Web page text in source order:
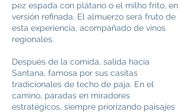
pez espada con plátano o el milho frito, en
versión refinada. El almuerzo será fruto de
esta experiencia, acompañado de vinos
regionales.
Después de la comida, salida hacia
Santana, famosa por sus casitas
tradicionales de techo de paja. En el
camino, paradas en miradores
estratégicos, siempre priorizando paisajes